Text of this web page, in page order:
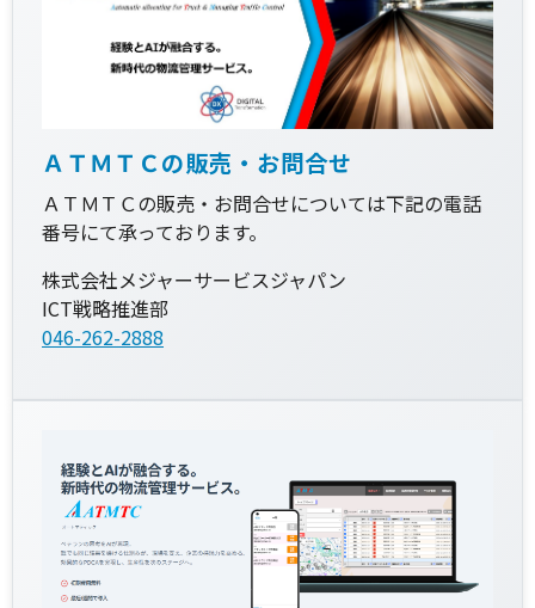
ＡＴＭＴＣの販売・お問合せ
ＡＴＭＴＣの販売・お問合せについては下記の電話
番号にて承っております。
株式会社メジャーサービスジャパン
ICT戦略推進部
046-262-2888